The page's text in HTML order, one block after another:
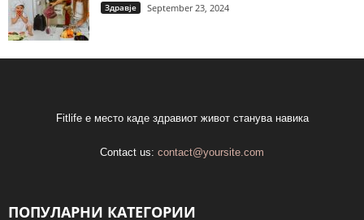
Здравје September 23, 2024
Fitlife е место каде здравиот живот станува навика
Contact us: contact@yoursite.com
ПОПУЛАРНИ КАТЕГОРИИ